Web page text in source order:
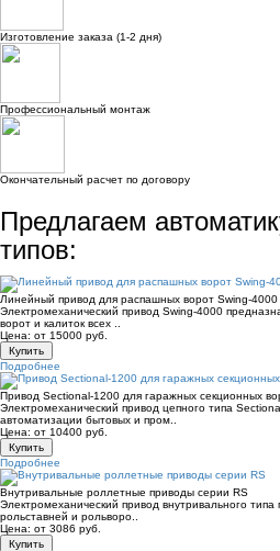
Изготовление заказа (1-2 дня)
Профессиональный монтаж
Окончательный расчет по договору
Предлагаем
типов:
Линейный привод для распашных ворот Swing-4000
Электромеханический привод Swing-4000
ворот и калиток всех ..
Цена: от 15000 руб.
Купить
Подробнее
Привод Sectional-1200 для гаражных секционных
Электромехaнический привод цепного типа
автоматизации бытовых и пром..
Цена: от 10400 руб.
Купить
Подробнее
Внутривальные роллетные приводы серии RS
Электромеханический привод внутривального
рольставней и рольворо..
Цена: от 3086 руб.
Купить